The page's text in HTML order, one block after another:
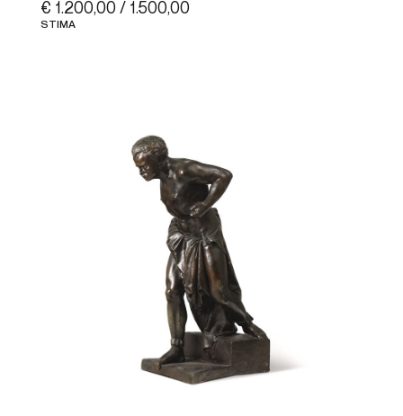
€ 1.200,00 / 1.500,00
STIMA